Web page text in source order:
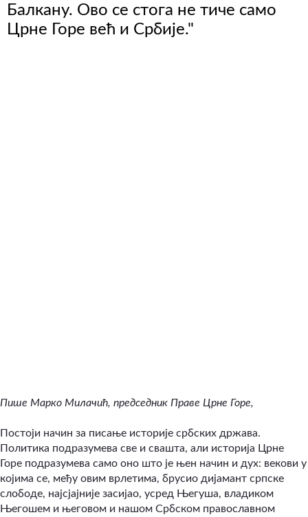
Балкану. Ово се стога не тиче само
Црне Горе већ и Србије."
Пише Марко Милачић, председник Праве Црне Горе,
Постоји начин за писање историје србских држава.
Политика подразумева све и свашта, али историја Црне
Горе подразумева само оно што је њен начин и дух: векови у
којима се, међу овим врлетима, брусио дијамант српске
слободе, најсјајније засијао, усред Његуша, владиком
Његошем и његовом и нашом Србском православном